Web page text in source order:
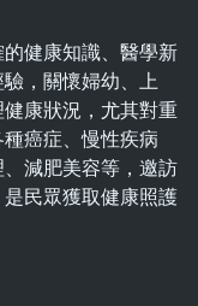
健康知識、醫學新
，關懷婦幼、上
康狀況，尤其對重
癌症、慢性疾病
減肥美容等，邀訪
民眾獲取健康照護